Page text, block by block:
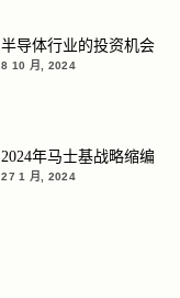
半导体行业的投资机会
8 10 月, 2024
2024年马士基战略缩编
27 1 月, 2024